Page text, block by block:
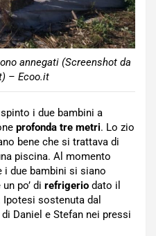
annegati (Screenshot da
– Ecoo.it
i due bambini a
profonda tre metri. Lo zio
bene che si trattava di
piscina. Al momento
i due bambini si siano
po’ di refrigerio dato il
sostenuta dal
di Daniel e Stefan nei pressi